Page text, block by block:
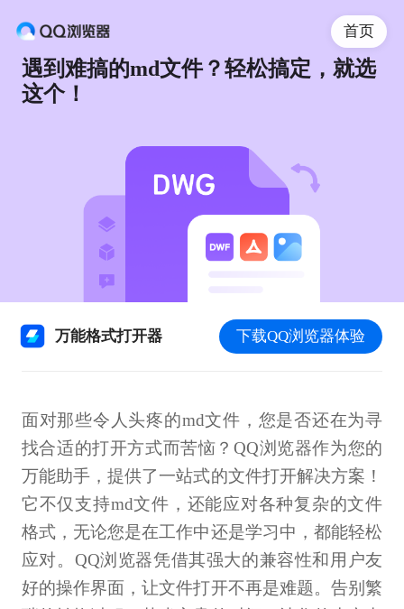
遇到难搞的md文件？轻松搞定，就选
这个！
首页
万能格式打开器 下载QQ浏览器体验
面对那些令人头疼的md文件，您是否还在为寻
找合适的打开方式而苦恼？QQ浏览器作为您的
万能助手，提供了一站式的文件打开解决方案！
它不仅支持md文件，还能应对各种复杂的文件
格式，无论您是在工作中还是学习中，都能轻松
应对。QQ浏览器凭借其强大的兼容性和用户友
好的操作界面，让文件打开不再是难题。告别繁